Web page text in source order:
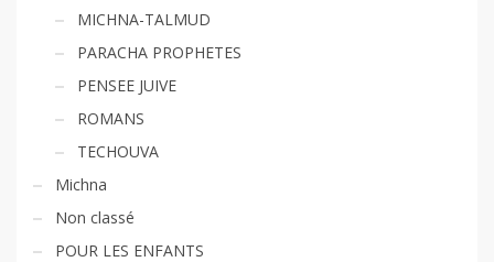
MICHNA-TALMUD
PARACHA PROPHETES
PENSEE JUIVE
ROMANS
TECHOUVA
Michna
Non classé
POUR LES ENFANTS